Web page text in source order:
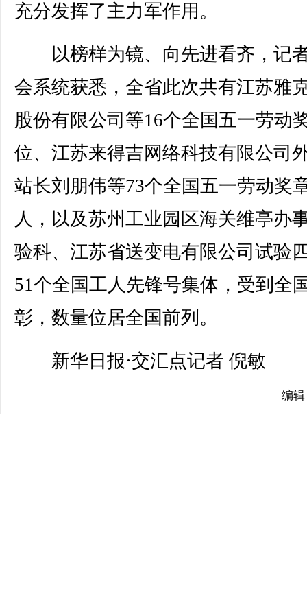
充分发挥了主力军作用。
以榜样为镜、向先进看齐，记
会系统获悉，全省此次共有江苏雅
股份有限公司等16个全国五一劳动
位、江苏来得吉网络科技有限公司
站长刘朋伟等73个全国五一劳动奖
人，以及苏州工业园区海关维亭办
验科、江苏省送变电有限公司试验
51个全国工人先锋号集体，受到全
彰，数量位居全国前列。
新华日报·交汇点记者 倪敏
编